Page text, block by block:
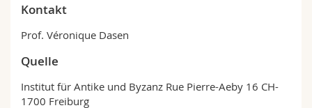
Kontakt
Prof. Véronique Dasen
Quelle
Institut für Antike und Byzanz Rue Pierre-Aeby 16 CH-
1700 Freiburg